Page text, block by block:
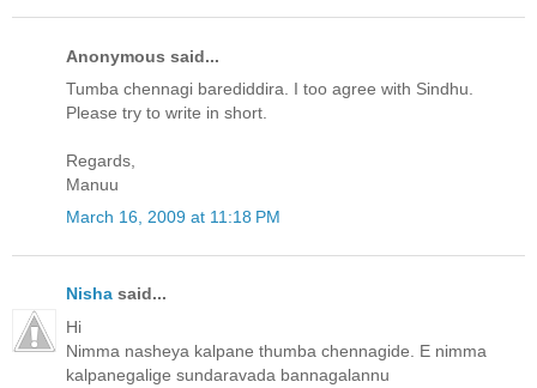
Anonymous said...
Tumba chennagi barediddira. I too agree with Sindhu.
Please try to write in short.
Regards,
Manuu
March 16, 2009 at 11:18 PM
Nisha said...
Hi
Nimma nasheya kalpane thumba chennagide. E nimma
kalpanegalige sundaravada bannagalannu